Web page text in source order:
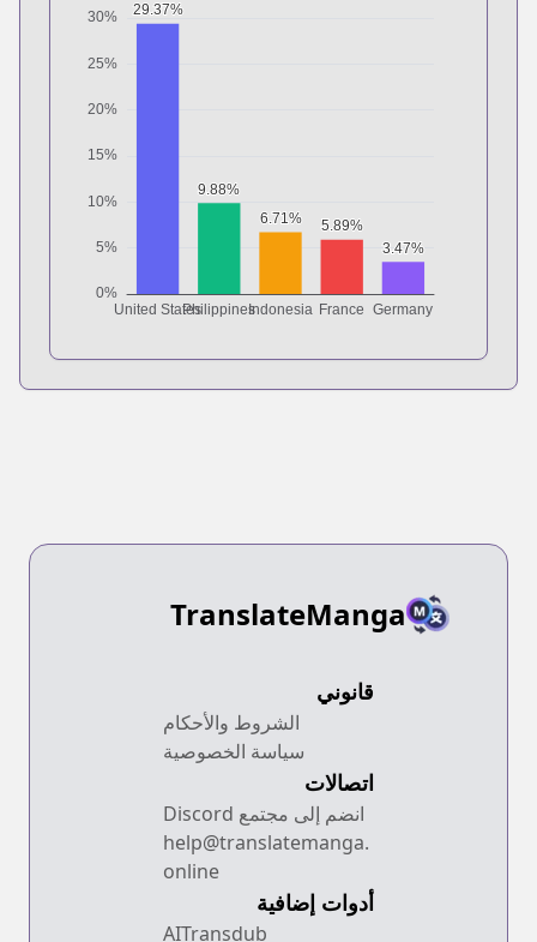
TranslateManga
قانوني
الشروط والأحكام
سياسة الخصوصية
اتصالات
انضم إلى مجتمع Discord
help@translatemanga.
online
أدوات إضافية
AITransdub